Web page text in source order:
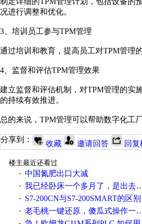
况进行调整和优化。
3、培训员工参与TPM管理
通过培训和教育，提高员工对TPM管理
4、监督和评估TPM管理效果
建立监督和评估机制，对TPM管理的实
的持续有效推进。
总的来说，TPM管理可以帮助数字化工
分享到： 收藏 邀请回答 回复
楼主最近还看过
· 中国氮肥出口大减
· 我已经卧床一个多月了，是出去安装机械手在高速遭遇车祸所致:大家工作都要特别注意啊
· S7-200CN与S7-200SMART的区别
· 老毛桃一键还原，傻瓜式操作一键轻松备份还原；程序为向导式安装，一键即可实现自动备份或还原系统。